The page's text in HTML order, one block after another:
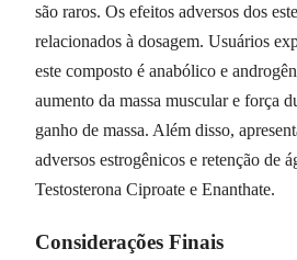
são raros. Os efeitos adversos dos
relacionados à dosagem. Usuários
este composto é anabólico e
aumento da massa muscular e força
ganho de massa. Além disso,
adversos estrogênicos e retenção de
Testosterona Ciproate e Enanthate.
Considerações Finais